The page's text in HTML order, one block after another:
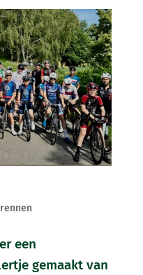
een
gemaakt van